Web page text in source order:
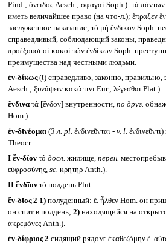
Pind.; ὄνειδος Aesch.; σφαγαί Soph.): τὰ πάντων
иметь величайшее право (на что-л.); ἔπραξεν
заслуженное наказание; τὸ μὴ ἔνδικον Soph.
справедливый, соблюдающий законы,
προέξουσι οἱ κακοὶ τῶν ἐνδίκων Soph.
преимущества над честными людьми.
ἐν-δίκως(ῐ) справедливо, законно, правильно,
Aesch.; ξυνάψειν κακά τινι Eur.; λέγεσθαι Plat.).
ἔνδῑνα τά [ἔνδον] внутренности, по друг.
Hom.).
ἐν-δῑνέομαι (3 л. pl. ἐνδινεῦνται - v. l.
Theocr.
I ἔν-δῐον τό досл. жилище,перен.
εὐφροσύνης, sc. κρητήρ Anth.).
II ἔνδῑον τό полдень Plut.
ἔν-δῑος 2 1)полуденный: ἔ. ἦλθεν Hom. он
он спит в полдень; 2)находящийся на
ἀκρεμόνες Anth.).
ἐν-δίφριος 2 сидящий рядом: ἐκαθεζόμην ἐ.